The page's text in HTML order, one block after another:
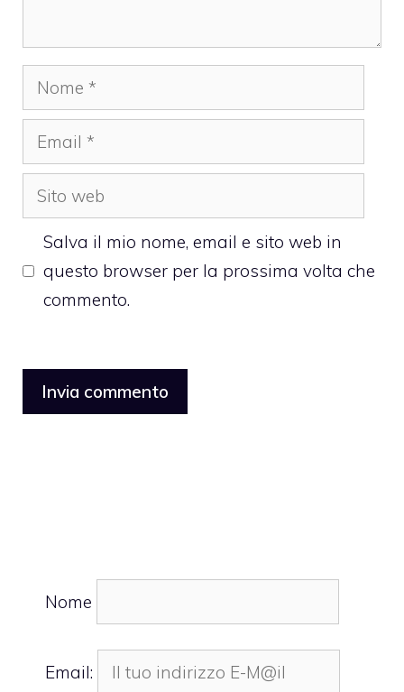
Nome
Email
Sito
web
Salva il mio nome, email e sito web in
questo browser per la prossima volta che
commento.
Nome
Email: